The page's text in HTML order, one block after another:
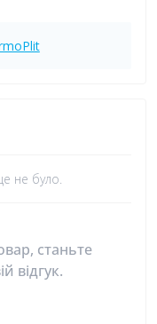
не було.
станьте
відгук.